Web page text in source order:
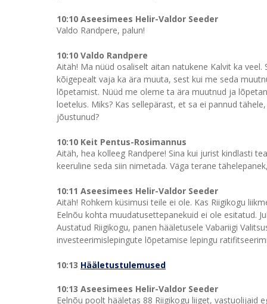
10:10 Aseesimees Helir-Valdor Seeder
Valdo Randpere, palun!
10:10 Valdo Randpere
Aitäh! Ma nüüd osaliselt aitan natukene Kalvit ka
kõigepealt vaja ka ära muuta, sest kui me seda
lõpetamist. Nüüd me oleme ta ära muutnud ja
loetelus. Miks? Kas sellepärast, et sa ei pannud
jõustunud?
10:10 Keit Pentus-Rosimannus
Aitäh, hea kolleeg Randpere! Sina kui jurist kindlasti
keeruline seda siin nimetada. Väga terane
10:11 Aseesimees Helir-Valdor Seeder
Aitäh! Rohkem küsimusi teile ei ole. Kas Riigikogu
Eelnõu kohta muudatusettepanekuid ei ole esitatud.
Austatud Riigikogu, panen hääletusele Vabariigi
investeerimislepingute lõpetamise lepingu
10:13 Hääletustulemused
10:13 Aseesimees Helir-Valdor Seeder
Eelnõu poolt hääletas 88 Riigikogu liiget, vastuolijaid